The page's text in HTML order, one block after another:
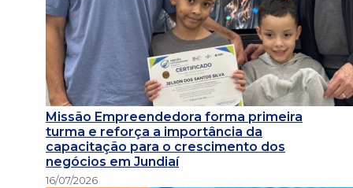
Missão Empreendedora forma primeira
turma e reforça a importância da
capacitação para o crescimento dos
negócios em Jundiaí
16/07/2026